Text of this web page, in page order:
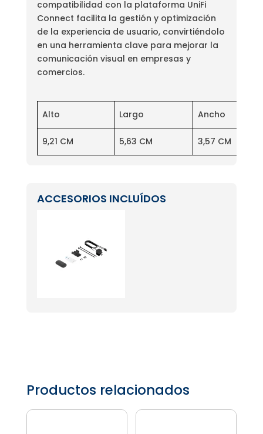
compatibilidad con la plataforma UniFi
Connect facilita la gestión y optimización
de la experiencia de usuario, convirtiéndolo
en una herramienta clave para mejorar la
comunicación visual en empresas y
comercios.
Alto Largo Ancho
9,21 CM 5,63 CM 3,57 CM
ACCESORIOS INCLUÍDOS
Productos relacionados